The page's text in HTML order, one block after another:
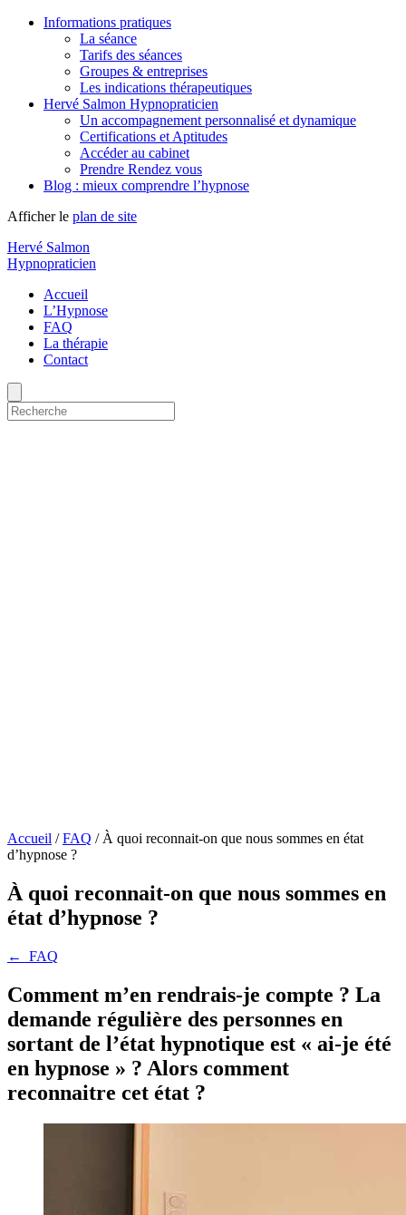
Informations pratiques
La séance
Tarifs des séances
Groupes & entreprises
Les indications thérapeutiques
Hervé Salmon Hypnopraticien
Un accompagnement personnalisé et dynamique
Certifications et Aptitudes
Accéder au cabinet
Prendre Rendez vous
Blog : mieux comprendre l’hypnose
Afficher le plan de site
Hervé Salmon
Hypnopraticien
Accueil
L’Hypnose
FAQ
La thérapie
Contact
Accueil /FAQ / À quoi reconnait-on que nous sommes en état
d’hypnose ?
À quoi reconnait-on que nous sommes en
état d’hypnose ?
← FAQ
Comment m’en rendrais-je compte ? La
demande régulière des personnes en
sortant de l’état hypnotique est « ai-je été
en hypnose » ? Alors comment
reconnaitre cet état ?